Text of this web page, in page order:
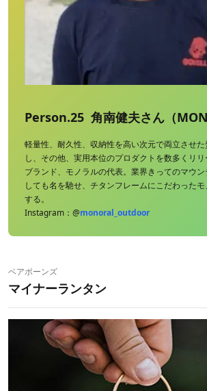
Person.25 角南健夫さん（
軽量性、耐久性、収納性を高い次元で両立させた
し、その他、実用本位のプロダクトを数多くリ
ブランド、モノラルの代表。業界きってのマウ
しても名を馳せ、チタンフレームにこだわった
する。
Instagram：@monoral_outdoor
ベアボーンズ
マイナーランタン